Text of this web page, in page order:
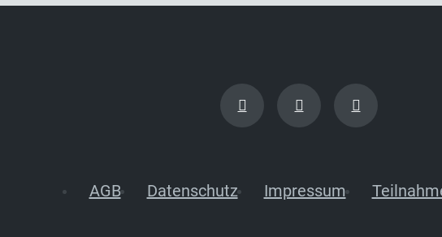
AGB Datenschutz Impressum